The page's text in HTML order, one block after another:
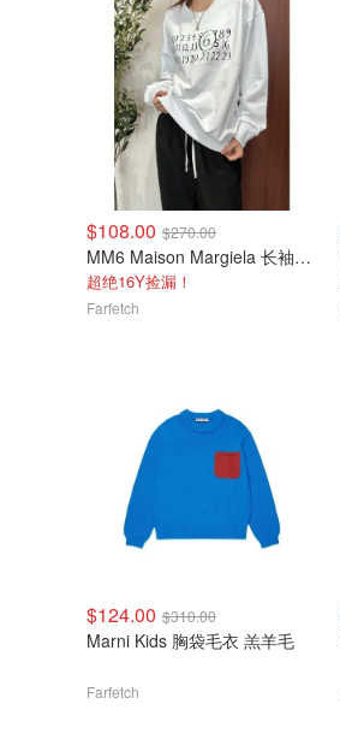
$108.00 $270.00
MM6 Maison Margiela 长袖卫衣
超绝16Y捡漏！
Farfetch
$124.00 $310.00
Marni Kids 胸袋毛衣 羔羊毛
Farfetch